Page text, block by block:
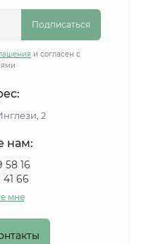
Подписаться
и согласен с
2
нам:
58 16
41 66
мне